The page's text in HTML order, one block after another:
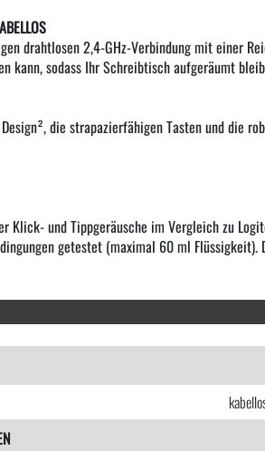
drahtlosen 2,4-GHz-Verbindung mit einer
kann, sodass Ihr Schreibtisch aufgeräumt
die strapazierfähigen Tasten und die
Klick- und Tippgeräusche im Vergleich zu
getestet (maximal 60 ml